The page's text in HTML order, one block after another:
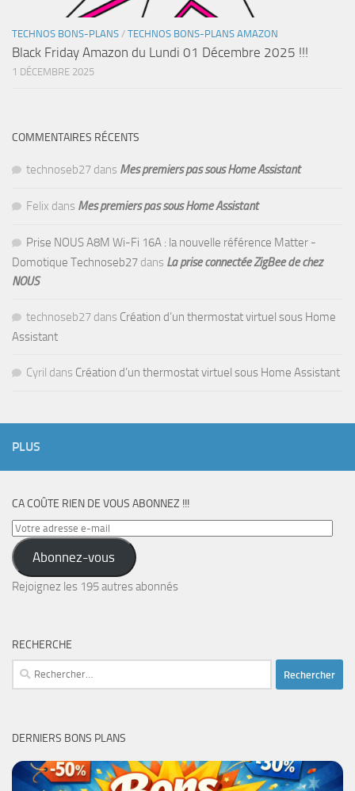
TECHNOS BONS-PLANS / TECHNOS BONS-PLANS AMAZON
Black Friday Amazon du Lundi 01 Décembre 2025 !!!
1 DÉCEMBRE 2025
COMMENTAIRES RÉCENTS
technoseb27 dans Mes premiers pas sous Home Assistant
Felix dans Mes premiers pas sous Home Assistant
Prise NOUS A8M Wi-Fi 16A : la nouvelle référence Matter -
Domotique Technoseb27 dans La prise connectée ZigBee de chez
NOUS
technoseb27 dans Création d’un thermostat virtuel sous Home
Assistant
Cyril dans Création d’un thermostat virtuel sous Home Assistant
PLUS
CA COÛTE RIEN DE VOUS ABONNEZ !!!
Votre
adresse
e-
mail
Abonnez-vous
Rejoignez les 195 autres abonnés
RECHERCHE
Rechercher :
DERNIERS BONS PLANS